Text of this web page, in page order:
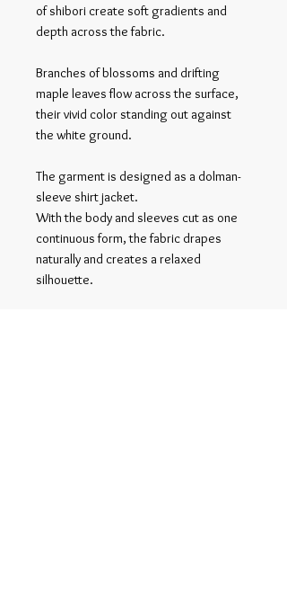
of shibori create soft gradients and
depth across the fabric.
Branches of blossoms and drifting
maple leaves flow across the surface,
their vivid color standing out against
the white ground.
The garment is designed as a dolman-
sleeve shirt jacket.
With the body and sleeves cut as one
continuous form, the fabric drapes
naturally and creates a relaxed
silhouette.